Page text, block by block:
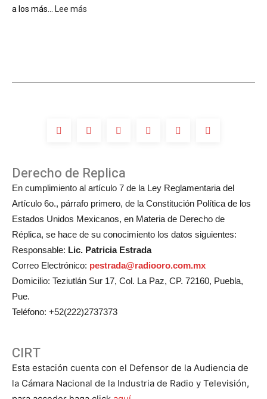
a los más...
Lee más
boda
Derecho de Replica
En cumplimiento al artículo 7 de la Ley Reglamentaria del
Artículo 6o., párrafo primero, de la Constitución Política de los
Estados Unidos Mexicanos, en Materia de Derecho de
Réplica, se hace de su conocimiento los datos siguientes:
Responsable: Lic. Patricia Estrada
Correo Electrónico: pestrada@radiooro.com.mx
Domicilio: Teziutlán Sur 17, Col. La Paz, CP. 72160, Puebla,
Pue.
Teléfono: +52(222)2737373
CIRT
Esta estación cuenta con el Defensor de la Audiencia de
la Cámara Nacional de la Industria de Radio y Televisión,